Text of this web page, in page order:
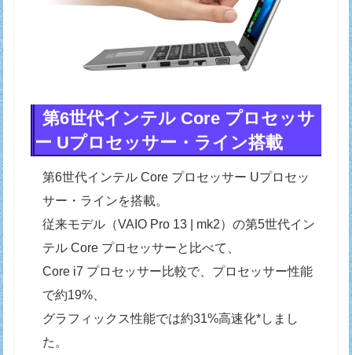
第6世代インテル Core プロセッサ
ー Uプロセッサー・ライン搭載
第6世代インテル Core プロセッサー Uプロセッ
サー・ラインを搭載。
従来モデル（VAIO Pro 13 | mk2）の第5世代イン
テル Core プロセッサーと比べて、
Core i7 プロセッサー比較で、プロセッサー性能
で約19%、
グラフィックス性能では約31%高速化*しまし
た。